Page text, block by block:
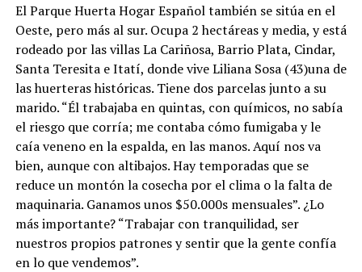
El Parque Huerta Hogar Español también se sitúa en el
Oeste, pero más al sur. Ocupa 2 hectáreas y media, y está
rodeado por las villas La Cariñosa, Barrio Plata, Cindar,
Santa Teresita e Itatí, donde vive Liliana Sosa (43)una de
las huerteras históricas. Tiene dos parcelas junto a su
marido. “Él trabajaba en quintas, con químicos, no sabía
el riesgo que corría; me contaba cómo fumigaba y le
caía veneno en la espalda, en las manos. Aquí nos va
bien, aunque con altibajos. Hay temporadas que se
reduce un montón la cosecha por el clima o la falta de
maquinaria. Ganamos unos $50.000s mensuales”. ¿Lo
más importante? “Trabajar con tranquilidad, ser
nuestros propios patrones y sentir que la gente confía
en lo que vendemos”.